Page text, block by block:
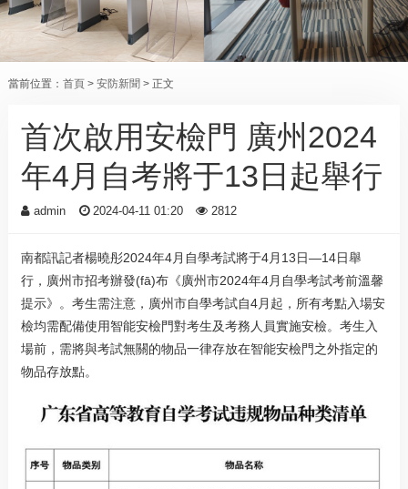
當前位置： 首頁> 安防新聞 > 正文
首次啟用安檢門 廣州2024
年4月自考將于13日起舉行
admin 2024-04-11 01:20 2812
南都訊記者楊曉彤2024年4月自學考試將于4月13日—14日舉
行，廣州市招考辦發(fā)布《廣州市2024年4月自學考試考前溫馨
提示》。考生需注意，廣州市自學考試自4月起，所有考點入場安
檢均需配備使用智能安檢門對考生及考務人員實施安檢。考生入
場前，需將與考試無關的物品一律存放在智能安檢門之外指定的
物品存放點。